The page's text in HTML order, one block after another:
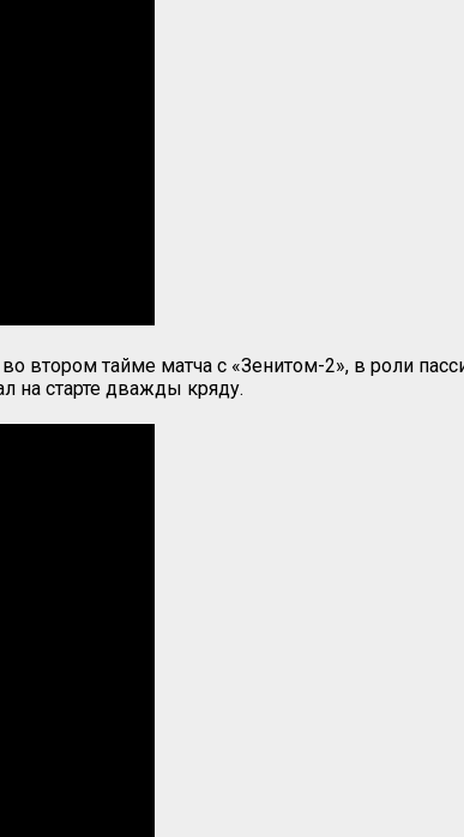
втором тайме матча с «Зенитом-2», в роли
на старте дважды кряду.